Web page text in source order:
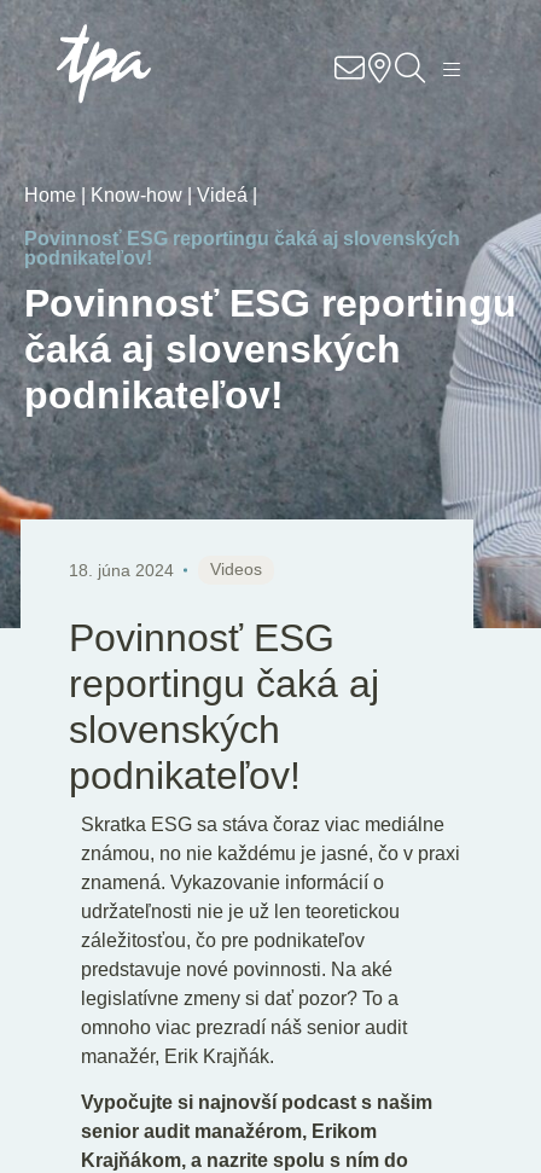
Know-how
Služby
Sektory
O nás
Kariéra
Kontakt
Pobočky
Home | Know-how |Videá |
Povinnosť ESG reportingu čaká aj slovenských
podnikateľov!
Povinnosť ESG reportingu
čaká aj slovenských
podnikateľov!
18. júna 2024 Videos
Povinnosť ESG
reportingu čaká aj
slovenských
podnikateľov!
Skratka ESG sa stáva čoraz viac mediálne
známou, no nie každému je jasné, čo v praxi
znamená. Vykazovanie informácií o
udržateľnosti nie je už len teoretickou
záležitosťou, čo pre podnikateľov
predstavuje nové povinnosti. Na aké
legislatívne zmeny si dať pozor? To a
omnoho viac prezradí náš senior audit
manažér, Erik Krajňák.
Vypočujte si najnovší podcast s našim
senior audit manažérom, Erikom
Krajňákom, a nazrite spolu s ním do